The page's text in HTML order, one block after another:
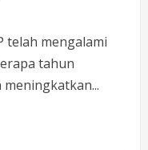
telah mengalami
tahun